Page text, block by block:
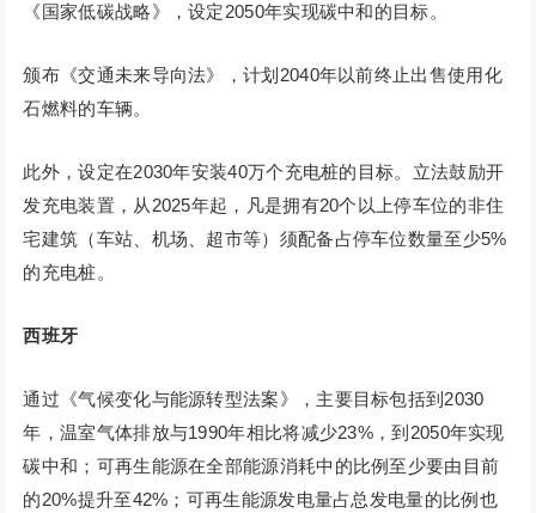
《国家低碳战略》，设定2050年实现碳中和的目标。
颁布《交通未来导向法》，计划2040年以前终止出售使用化
石燃料的车辆。
此外，设定在2030年安装40万个充电桩的目标。立法鼓励开
发充电装置，从2025年起，凡是拥有20个以上停车位的非住
宅建筑（车站、机场、超市等）须配备占停车位数量至少5%
的充电桩。
西班牙
通过《气候变化与能源转型法案》，主要目标包括到2030
年，温室气体排放与1990年相比将减少23%，到2050年实现
碳中和；可再生能源在全部能源消耗中的比例至少要由目前
的20%提升至42%；可再生能源发电量占总发电量的比例也